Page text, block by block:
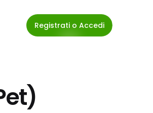
Registrati o Accedi